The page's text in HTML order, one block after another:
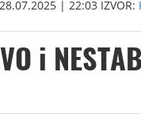
| 22:03 IZVOR:
i